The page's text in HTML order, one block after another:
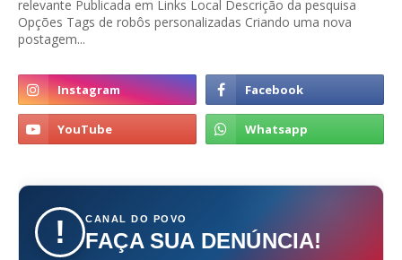
relevante Publicada em Links Local Descrição da pesquisa
Opções Tags de robôs personalizadas Criando uma nova
postagem...
! CANAL DO POVO
FAÇA SUA DENÚNCIA!